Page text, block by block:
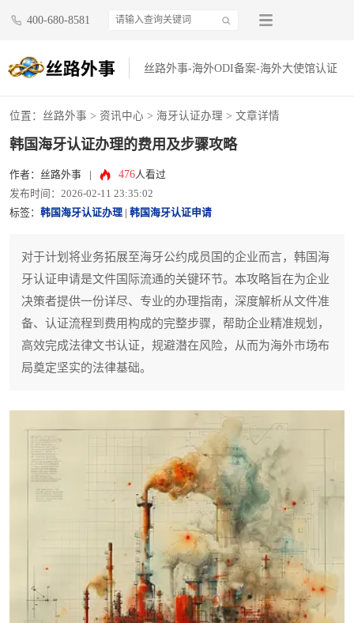
400-680-8581
丝路外事-海外ODI备案-海外大使馆认证
位置： 丝路外事 > 资讯中心 > 海牙认证办理 > 文章详情
韩国海牙认证办理的费用及步骤攻略
作者：丝路外事 476人看过
发布时间：2026-02-11 23:35:02
标签： 韩国海牙认证办理 韩国海牙认证申请
对于计划将业务拓展至海牙公约成员国的企业而言，韩国海
牙认证申请是文件国际流通的关键环节。本攻略旨在为企业
决策者提供一份详尽、专业的办理指南，深度解析从文件准
备、认证流程到费用构成的完整步骤，帮助企业精准规划，
高效完成法律文书认证，规避潜在风险，从而为海外市场布
局奠定坚实的法律基础。